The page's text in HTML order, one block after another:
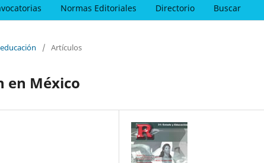
Normas Editoriales Directorio Buscar
/ Artículos
en México